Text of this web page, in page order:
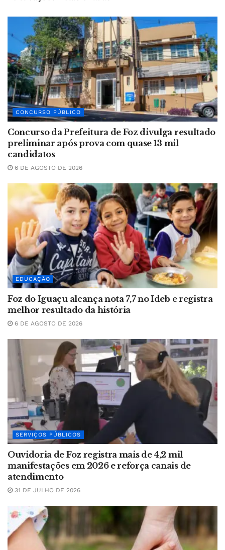
CONCURSO PÚBLICO
Concurso da Prefeitura de Foz divulga resultado
preliminar após prova com quase 13 mil
candidatos
6 DE AGOSTO DE 2026
EDUCAÇÃO
Foz do Iguaçu alcança nota 7,7 no Ideb e registra
melhor resultado da história
6 DE AGOSTO DE 2026
SERVIÇOS PÚBLICOS
Ouvidoria de Foz registra mais de 4,2 mil
manifestações em 2026 e reforça canais de
atendimento
31 DE JULHO DE 2026